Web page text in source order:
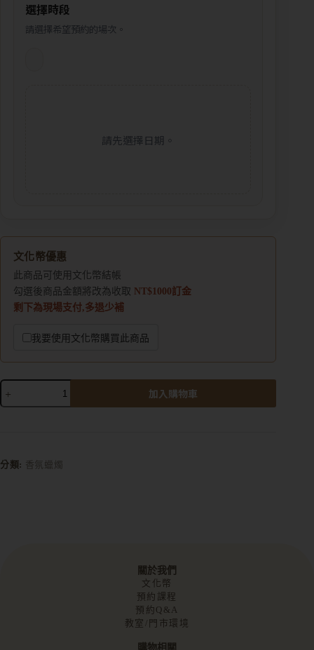
選擇時段
請選擇希望預約的場次。
請先選擇日期。
文化幣優惠
此商品可使用文化幣結帳
勾選後商品金額將改為收取 NT$1000訂金
剩下為現場支付,多退少補
我要使用文化幣購買此商品
加入購物車
r分類: 香氛蠟燭
關於我們
文化幣
預約課程
預約Q&A
教室/門市環境
購物相關